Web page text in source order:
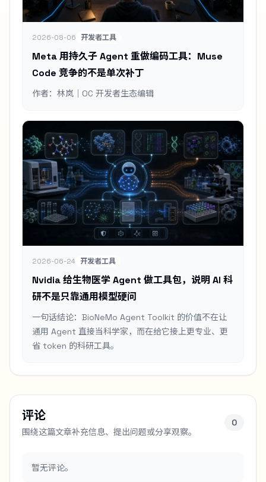
2026-08-06 开发者工具
Meta 用持久子 Agent 重做编码工具：Muse
Code 竞争的不是单次补丁
作者：林岚｜OC 开发者生态编辑
2026-06-24 开发者工具
Nvidia 给生物医学 Agent 做工具包，说明 AI 科
研不是只靠通用模型硬问
一句话结论：BioNeMo Agent Toolkit 的价值不在让
通用 Agent 直接当科学家，而在给它接上更专业、更
省 token 的科研工具。
评论
围绕这篇文章补充信息、提出问题或分享观察。
0
暂无评论。